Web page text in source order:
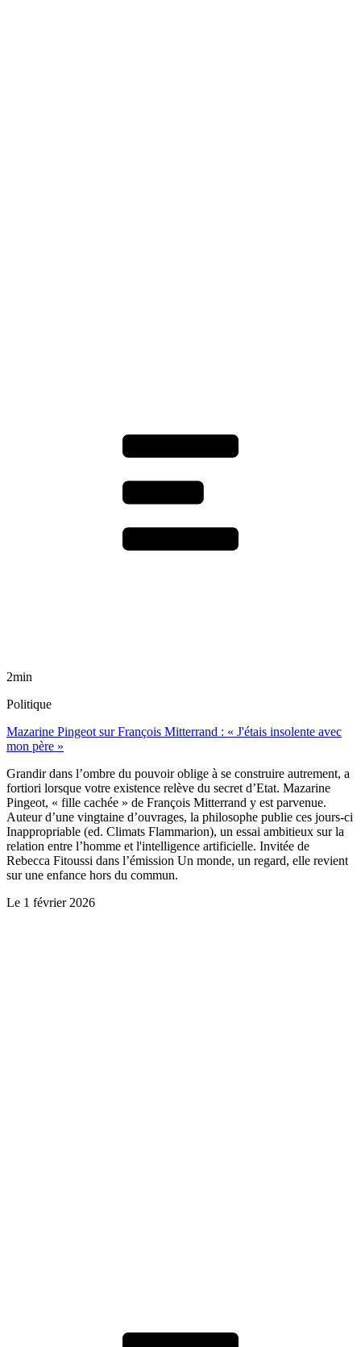
2min
Politique
Mazarine Pingeot sur François Mitterrand : « J'étais insolente avec
mon père »
Grandir dans l’ombre du pouvoir oblige à se construire autrement, a
fortiori lorsque votre existence relève du secret d’Etat. Mazarine
Pingeot, « fille cachée » de François Mitterrand y est parvenue.
Auteur d’une vingtaine d’ouvrages, la philosophe publie ces jours-ci
Inappropriable (ed. Climats Flammarion), un essai ambitieux sur la
relation entre l’homme et l'intelligence artificielle. Invitée de
Rebecca Fitoussi dans l’émission Un monde, un regard, elle revient
sur une enfance hors du commun.
Le 1 février 2026